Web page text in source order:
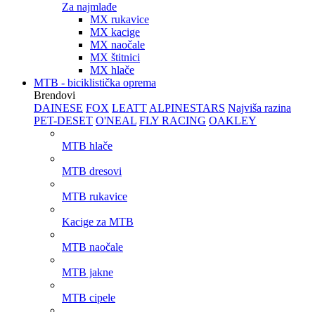
Za najmlađe
MX rukavice
MX kacige
MX naočale
MX štitnici
MX hlače
MTB - biciklistička oprema
Brendovi
DAINESE FOX LEATT ALPINESTARS Najviša razina
PET-DESET O'NEAL FLY RACING OAKLEY
MTB hlače
MTB dresovi
MTB rukavice
Kacige za MTB
MTB naočale
MTB jakne
MTB cipele